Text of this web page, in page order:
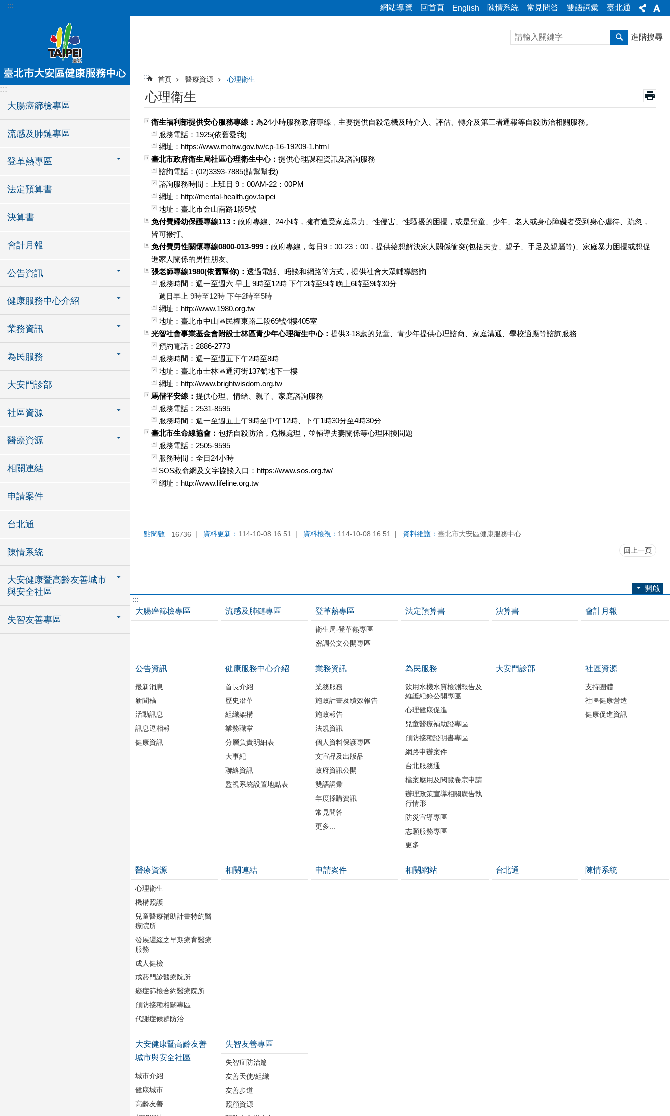
跳到主要內容區塊
::: 網站導覽 回首頁 English 陳情系統 常見問答 雙語詞彙 臺北通
:::
大腸癌篩檢專區
流感及肺鏈專區
登革熱專區
法定預算書
決算書
會計月報
公告資訊
健康服務中心介紹
業務資訊
為民服務
大安門診部
社區資源
醫療資源
相關連結
申請案件
台北通
陳情系統
大安健康暨高齡友善城市
與安全社區
失智友善專區
進階搜尋
::: 首頁 醫療資源 心理衛生
心理衛生
衛生福利部提供安心服務專線 ： 為24小時服務政府專線，主要提供自殺危機及時介入、評估、轉介及第三者通報等自殺防治相關服務。
服務電話：1925(依舊愛我)
網址：https://www.mohw.gov.tw/cp-16-19209-1.html
臺北市政府衛生局社區心理衛生中心： 提供心理課程資訊及諮詢服務
諮詢電話：(02)3393-7885(請幫幫我)
諮詢服務時間：上班日 9：00AM-22：00PM
網址：http://mental-health.gov.taipei
地址：臺北市金山南路1段5號
免付費婦幼保護專線113： 政府專線、24小時，擁有遭受家庭暴力、性侵害、性騷擾的困擾，或是兒童、少年、老人或身心障礙者受到身心虐待、疏忽，
皆可撥打。
免付費男性關懷專線0800-013-999： 政府專線，每日9：00-23：00，提供給想解決家人關係衝突(包括夫妻、親子、手足及親屬等)、家庭暴力困擾或想促
進家人關係的男性朋友。
張老師專線1980(依舊幫你)： 透過電話、晤談和網路等方式，提供社會大眾輔導諮詢
服務時間：週一至週六 早上 9時至12時 下午2時至5時 晚上6時至9時30分
週日早上 9時至12時 下午2時至5時
網址：http://www.1980.org.tw
地址：臺北市中山區民權東路二段69號4樓405室
光智社會事業基金會附設士林區青少年心理衛生中心： 提供3-18歲的兒童、青少年提供心理諮商、家庭溝通、學校適應等諮詢服務
預約電話：2886-2773
服務時間：週一至週五下午2時至8時
地址：臺北市士林區通河街137號地下一樓
網址：http://www.brightwisdom.org.tw
馬偕平安線： 提供心理、情緒、親子、家庭諮詢服務
服務電話：2531-8595
服務時間：週一至週五上午9時至中午12時、下午1時30分至4時30分
臺北市生命線協會： 包括自殺防治，危機處理，並輔導夫妻關係等心理困擾問題
服務電話：2505-9595
服務時間：全日24小時
SOS救命網及文字協談入口：https://www.sos.org.tw/
網址：http://www.lifeline.org.tw
點閱數： 16736 資料更新： 114-10-08 16:51 資料檢視： 114-10-08 16:51 資料維護： 臺北市大安區健康服務中心
回上一頁
開啟
:::
大腸癌篩檢專區
流感及肺鏈專區 登革熱專區
衛生局-登革熱專區
密調公文公開專區
法定預算書 決算書 會計月報
公告資訊
最新消息
新聞稿
活動訊息
訊息逗相報
健康資訊
健康服務中心介紹
首長介紹
歷史沿革
組織架構
業務職掌
分層負責明細表
大事紀
聯絡資訊
監視系統設置地點表
業務資訊
業務服務
施政計畫及績效報告
施政報告
法規資訊
個人資料保護專區
文宣品及出版品
政府資訊公開
雙語詞彙
年度採購資訊
常見問答
更多...
為民服務
飲用水機水質檢測報告及
維護紀錄公開專區
心理健康促進
兒童醫療補助證專區
預防接種證明書專區
網路申辦案件
台北服務通
檔案應用及閱覽卷宗申請
辦理政策宣導相關廣告執
行情形
防災宣導專區
志願服務專區
更多...
大安門診部 社區資源
支持團體
社區健康營造
健康促進資訊
醫療資源
心理衛生
機構照護
兒童醫療補助計畫特約醫
療院所
發展遲緩之早期療育醫療
服務
成人健檢
戒菸門診醫療院所
癌症篩檢合約醫療院所
預防接種相關專區
代謝症候群防治
相關連結 申請案件 相關網站 台北通 陳情系統
大安健康暨高齡友善
城市與安全社區
城市介紹
健康城市
高齡友善
失智友善專區
失智症防治篇
友善天使/組織
友善步道
照顧資源